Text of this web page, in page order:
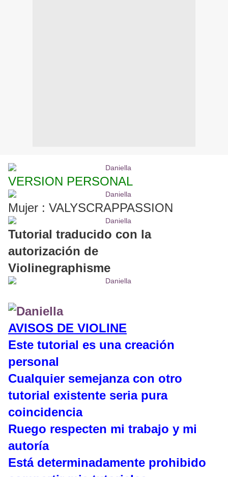
VERSION PERSONAL
Mujer : VALYSCRAPPASSION
Tutorial traducido con la
autorización de
Violinegraphisme
AVISOS DE VIOLINE
Este tutorial es una creación
personal
Cualquier semejanza con otro
tutorial existente seria pura
coincidencia
Ruego respecten mi trabajo y mi
autoría
Está determinadamente prohibido